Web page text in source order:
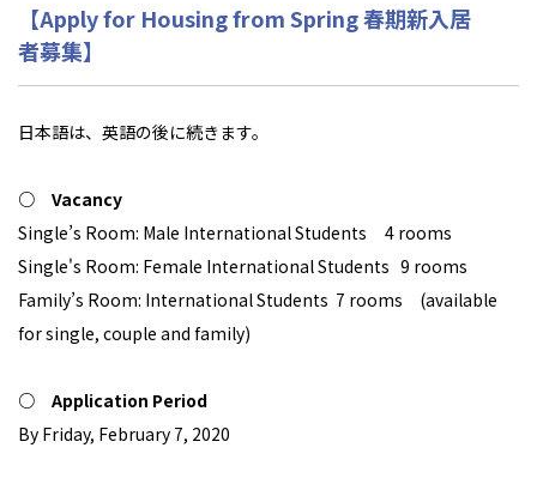
【Apply for Housing from Spring 春期新入居
者募集】
日本語は、英語の後に続きます。
○ Vacancy
Single’s Room: Male International Students 4 rooms
Single's Room: Female International Students 9 rooms
Family’s Room: International Students 7 rooms (available
for single, couple and family)
○ Application Period
By Friday, February 7, 2020